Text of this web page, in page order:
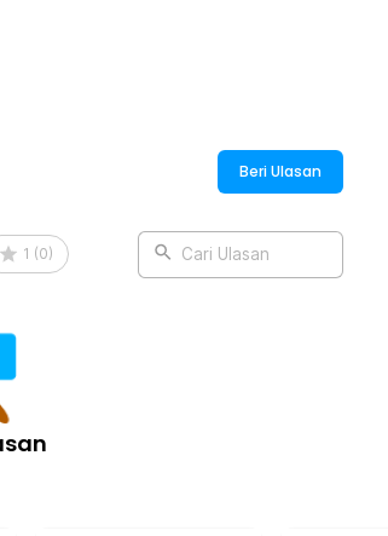
Multi Port USB Type C 65W - BK313
Beri Ulasan
1 (0) Cari Ulasan